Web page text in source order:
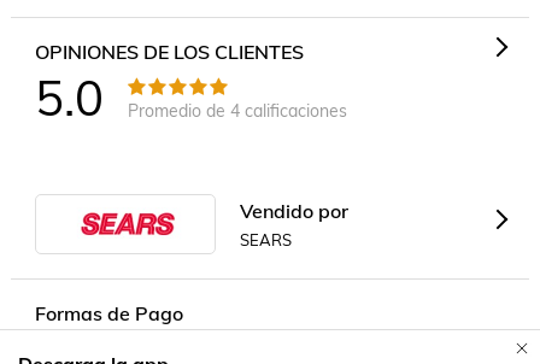
OPINIONES DE LOS CLIENTES
5.0 Promedio de 4calificaciones
Vendido por
SEARS
Formas de Pago